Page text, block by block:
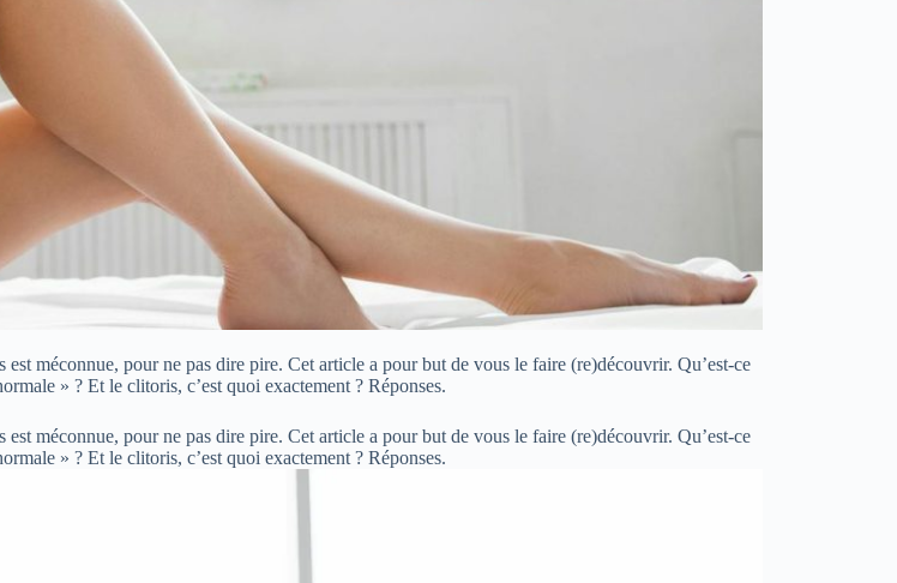
méconnue, pour ne pas dire pire. Cet article a pour but de vous le faire (re)découvrir. Qu’est-ce
» ? Et le clitoris, c’est quoi exactement ? Réponses.
méconnue, pour ne pas dire pire. Cet article a pour but de vous le faire (re)découvrir. Qu’est-ce
» ? Et le clitoris, c’est quoi exactement ? Réponses.